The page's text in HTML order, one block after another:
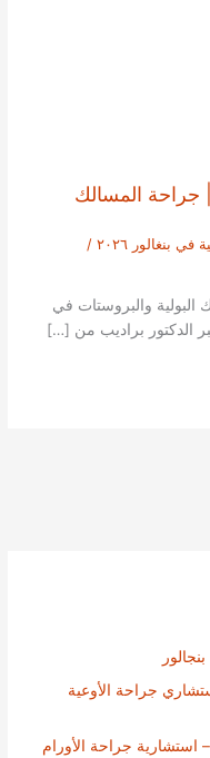
جراحة الأوعية
استشارية جراحة الأورام
جراحة المسالك
بنغالور ٢٠٢٦
/
والبروستات في